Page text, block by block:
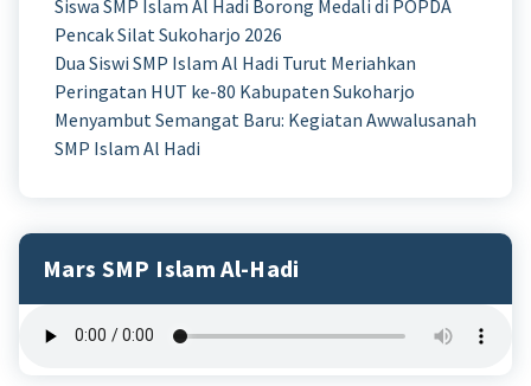
Siswa SMP Islam Al Hadi Borong Medali di POPDA
Pencak Silat Sukoharjo 2026
Dua Siswi SMP Islam Al Hadi Turut Meriahkan
Peringatan HUT ke-80 Kabupaten Sukoharjo
Menyambut Semangat Baru: Kegiatan Awwalusanah
SMP Islam Al Hadi
Mars SMP Islam Al-Hadi